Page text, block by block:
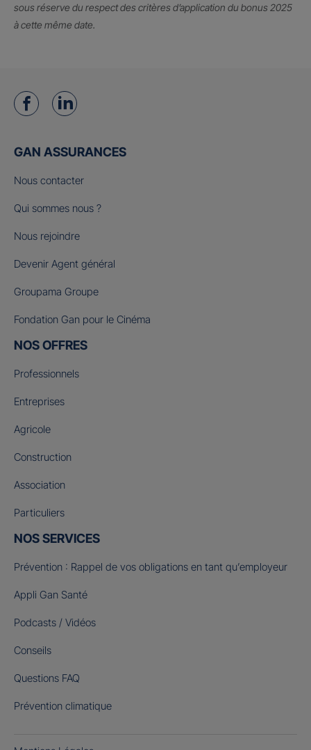
sous réserve du respect des critères d’application du bonus 2025
à cette même date.
GAN ASSURANCES
Nous contacter
Qui sommes nous ?
Nous rejoindre
Devenir Agent général
Groupama Groupe
Fondation Gan pour le Cinéma
NOS OFFRES
Professionnels
Entreprises
Agricole
Construction
Association
Particuliers
NOS SERVICES
Prévention : Rappel de vos obligations en tant qu’employeur
Appli Gan Santé
Podcasts / Vidéos
Conseils
Questions FAQ
Prévention climatique